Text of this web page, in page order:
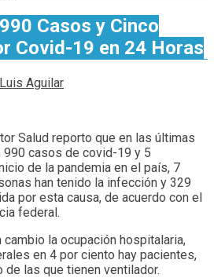
Casos y Cinco
Covid-19 en 24 Horas
Luis Aguilar
Salud reporto que en las últimas
casos de covid-19 y 5
de la pandemia en el país, 7
han tenido la infección y 329
por esta causa, de acuerdo con el
federal.
la ocupación hospitalaria,
en 4 por ciento hay pacientes,
las que tienen ventilador.